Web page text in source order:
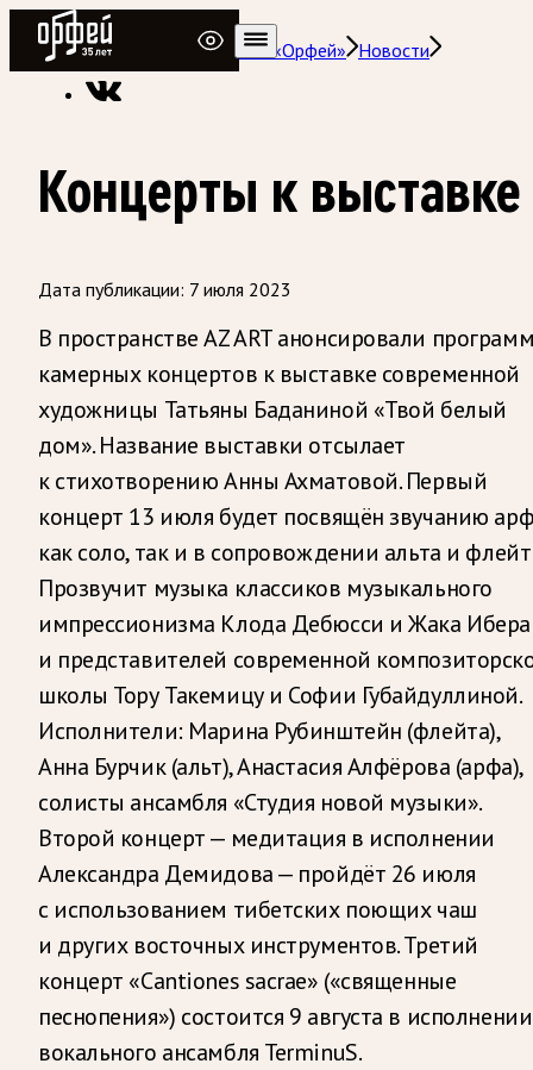
Радио Орфей
Радио классической музыки «Орфей» Новости
Концерты к выставке
Дата публикации: 7 июля 2023
В пространстве AZ ART анонсировали
камерных концертов к выставке современной
художницы Татьяны Баданиной «Твой белый
дом». Название выставки отсылает
к стихотворению Анны Ахматовой. Первый
концерт 13 июля будет посвящён звучанию
как соло, так и в сопровождении альта и
Прозвучит музыка классиков музыкального
импрессионизма Клода Дебюсси и Жака Ибера
и представителей современной
школы Тору Такемицу и Софии Губайдуллиной.
Исполнители: Марина Рубинштейн (флейта),
Анна Бурчик (альт), Анастасия Алфёрова (арфа),
солисты ансамбля «Студия новой музыки».
Второй концерт — медитация в исполнении
Александра Демидова — пройдёт 26 июля
с использованием тибетских поющих чаш
и других восточных инструментов. Третий
концерт «Cantiones sacrae» («священные
песнопения») состоится 9 августа в исполнении
вокального ансамбля TerminuS.